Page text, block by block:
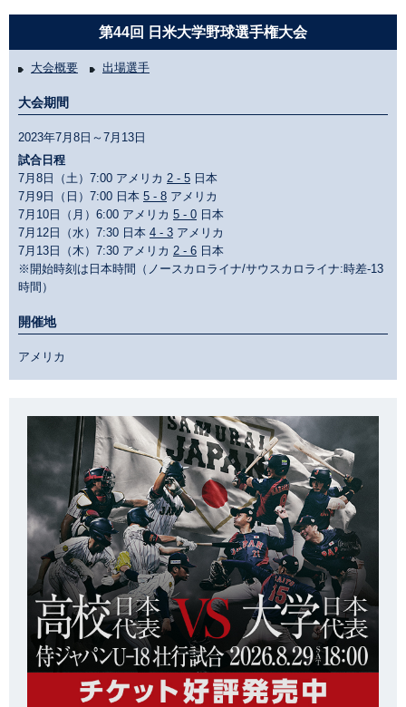
第44回 日米大学野球選手権大会
大会概要 出場選手
大会期間
2023年7月8日～7月13日
試合日程
7月8日（土）7:00 アメリカ 2 - 5 日本
7月9日（日）7:00 日本 5 - 8 アメリカ
7月10日（月）6:00 アメリカ 5 - 0 日本
7月12日（水）7:30 日本 4 - 3 アメリカ
7月13日（木）7:30 アメリカ 2 - 6 日本
※開始時刻は日本時間（ノースカロライナ/サウスカロライナ:時差-13
時間）
開催地
アメリカ